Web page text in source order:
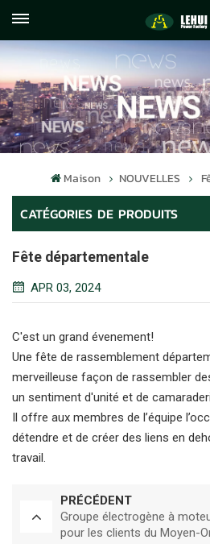
059122071372
Maison NOUVELLES
CATÉGORIES DE PRODUITS
Fête départementale
APR 03, 2024
C'est un grand évenement!
Une fête de rassemblement
merveilleuse façon de rassembler
un sentiment d'unité et de
Il offre aux membres de l’équipe
détendre et de créer des liens en
travail.
PRÉCÉDENT
Groupe électrogène à
pour les clients du Moyen-